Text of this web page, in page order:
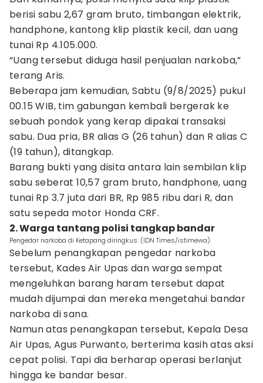
berisi sabu 2,67 gram bruto, timbangan elektrik,
handphone, kantong klip plastik kecil, dan uang
tunai Rp 4.105.000.
“Uang tersebut diduga hasil penjualan narkoba,”
terang Aris.
Beberapa jam kemudian, Sabtu (9/8/2025) pukul
00.15 WIB, tim gabungan kembali bergerak ke
sebuah pondok yang kerap dipakai transaksi
sabu. Dua pria, BR alias G (26 tahun) dan R alias C
(19 tahun), ditangkap.
Barang bukti yang disita antara lain sembilan klip
sabu seberat 10,57 gram bruto, handphone, uang
tunai Rp 3.7 juta dari BR, Rp 985 ribu dari R, dan
satu sepeda motor Honda CRF.
2. Warga tantang polisi tangkap bandar
Pengedar narkoba di Ketapang diringkus. (IDN Times/istimewa).
Sebelum penangkapan pengedar narkoba
tersebut, Kades Air Upas dan warga sempat
mengeluhkan barang haram tersebut dapat
mudah dijumpai dan mereka mengetahui bandar
narkoba di sana.
Namun atas penangkapan tersebut, Kepala Desa
Air Upas, Agus Purwanto, berterima kasih atas aksi
cepat polisi. Tapi dia berharap operasi berlanjut
hingga ke bandar besar.